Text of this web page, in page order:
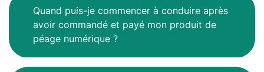
Quand puis-je commencer à conduire après
avoir commandé et payé mon produit de
péage numérique ?